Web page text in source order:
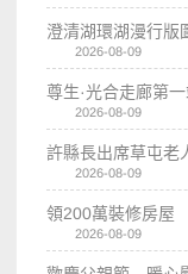
澄清湖環湖漫行版
2026-08-09
尊生·光合走廊第
2026-08-09
許縣長出席草屯
2026-08-09
領200萬裝修房屋
2026-08-09